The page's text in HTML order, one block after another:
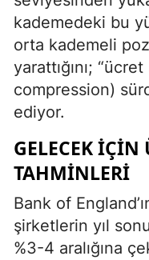
kademedeki bu
orta kademeli
yarattığını; “ücret
compression)
ediyor.
GELECEK İÇIN
TAHMINLERI
Bank of
şirketlerin yıl
%3-4 aralığına